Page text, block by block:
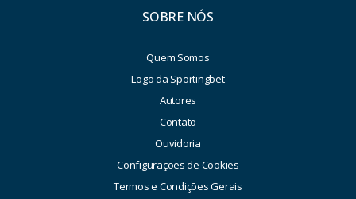
SOBRE NÓS
Quem Somos
Logo da Sportingbet
Autores
Contato
Ouvidoria
Configurações de Cookies
Termos e Condições Gerais